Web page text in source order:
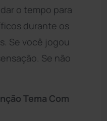
o tempo para
durante os
Se você jogou
Se não
Tema Com